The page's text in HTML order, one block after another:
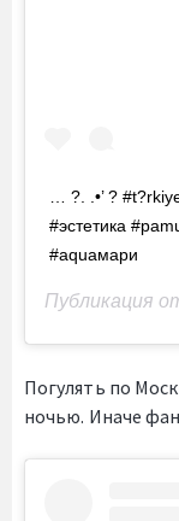
… ?. .•’ ?
#эстетика
#aquaмари
Публикация
Погулять по
ночью. Иначе